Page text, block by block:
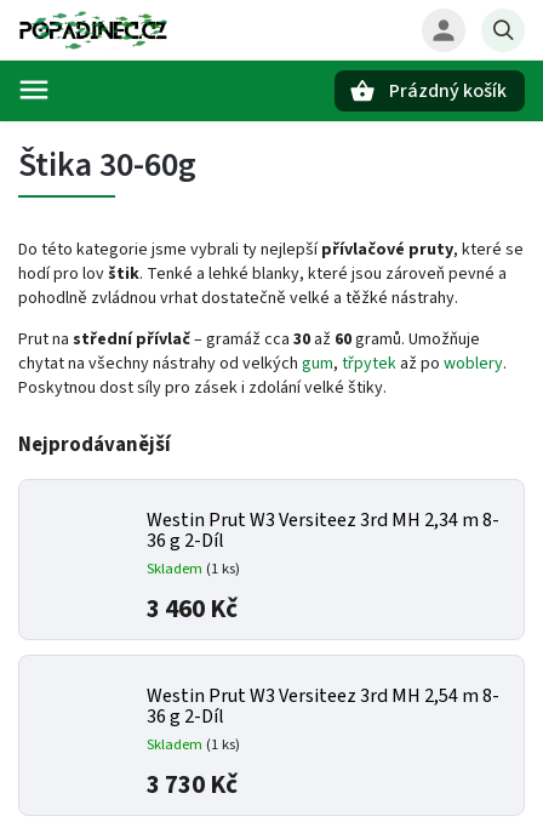
Prázdný košík
Štika 30-60g
Do této kategorie jsme vybrali ty nejlepšípřívlačové pruty, které se
hodí pro lovštik. Tenké a lehké blanky, které jsou zároveň pevné a
pohodlně zvládnou vrhat dostatečně velké a těžké nástrahy.
Prut na střední přívlač– gramáž cca 30 až 60gramů. Umožňuje
chytat na všechny nástrahy od velkých gum, třpytek až po woblery.
Poskytnou dost síly pro zásek i zdolání velké štiky.
Nejprodávanější
Westin Prut W3 Versiteez 3rd MH 2,34 m 8-
36 g 2-Díl
Skladem (1 ks)
3 460 Kč
Westin Prut W3 Versiteez 3rd MH 2,54 m 8-
36 g 2-Díl
Skladem (1 ks)
3 730 Kč